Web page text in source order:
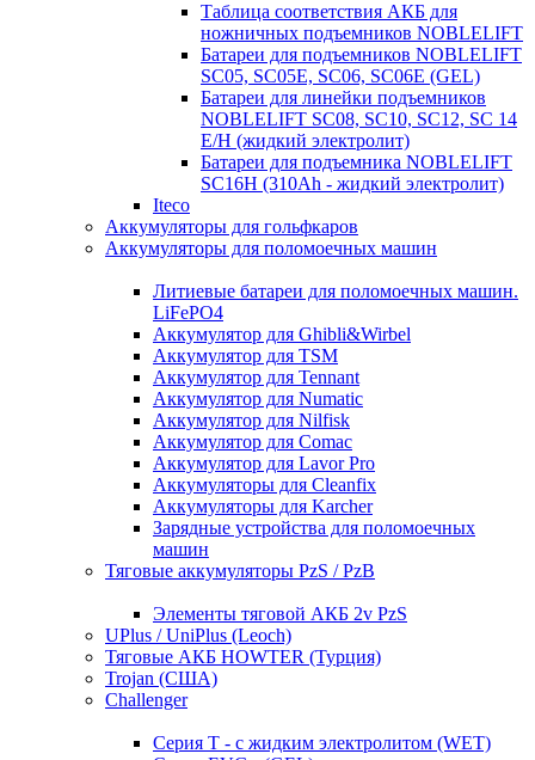
Таблица соответствия АКБ для
ножничных подъемников NOBLELIFT
Батареи для подъемников NOBLELIFT
SC05, SC05E, SC06, SC06E (GEL)
Батареи для линейки подъемников
NOBLELIFT SC08, SC10, SC12, SC 14
E/H (жидкий электролит)
Батареи для подъемника NOBLELIFT
SC16H (310Ah - жидкий электролит)
Iteco
Аккумуляторы для гольфкаров
Аккумуляторы для поломоечных машин
Литиевые батареи для поломоечных машин.
LiFePO4
Аккумулятор для Ghibli&Wirbel
Аккумулятор для TSM
Аккумулятор для Tennant
Аккумулятор для Numatic
Аккумулятор для Nilfisk
Аккумулятор для Comac
Аккумулятор для Lavor Pro
Аккумуляторы для Cleanfix
Аккумуляторы для Karcher
Зарядные устройства для поломоечных
машин
Тяговые аккумуляторы PzS / PzB
Элементы тяговой АКБ 2v PzS
UPlus / UniPlus (Leoch)
Тяговые АКБ HOWTER (Турция)
Trojan (США)
Challenger
Серия T - с жидким электролитом (WET)